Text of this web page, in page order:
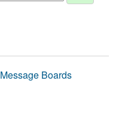
Message Boards